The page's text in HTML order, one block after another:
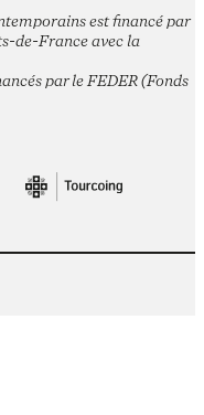
est financé par
de-France avec la
par le FEDER (Fonds